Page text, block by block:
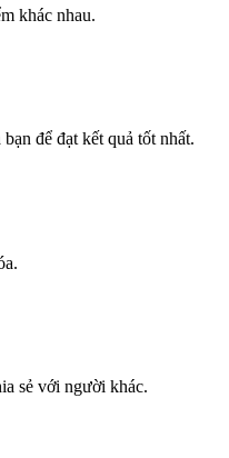
khác nhau.
để đạt kết quả tốt nhất.
sẻ với người khác.